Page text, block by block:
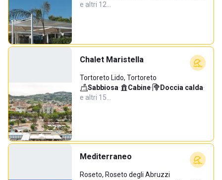
e altri 12…
Chalet Maristella
Tortoreto Lido, Tortoreto
Sabbiosa· Cabine· Doccia calda·
e altri 15…
Mediterraneo
Roseto, Roseto degli Abruzzi